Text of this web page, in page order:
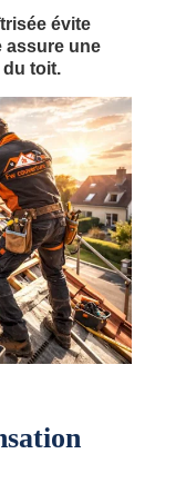
évite
assure une
du toit.